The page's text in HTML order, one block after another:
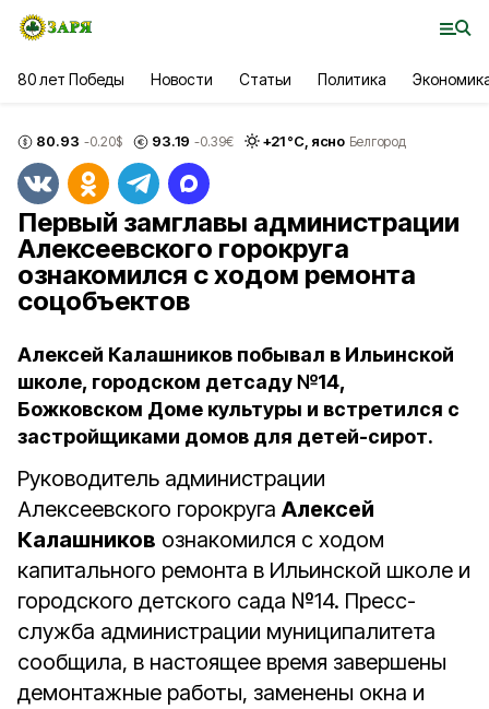
80 лет Победы Новости Статьи Политика
80.93 -0.20$ 93.19 -0.39€ +21°С, ясно Белгород
Первый замглавы администрации
Алексеевского горокруга
ознакомился с ходом ремонта
соцобъектов
Алексей Калашников побывал в Ильинской
школе, городском детсаду №14,
Божковском Доме культуры и встретился с
застройщиками домов для детей-сирот.
Руководитель администрации
Алексеевского горокруга Алексей
Калашников ознакомился с ходом
капитального ремонта в Ильинской школе и
городского детского сада №14. Пресс-
служба администрации муниципалитета
сообщила, в настоящее время завершены
демонтажные работы, заменены окна и